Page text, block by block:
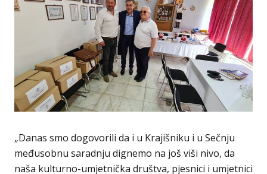
„Danas smo dogovorili da i u Krajišniku i u Sečnju
međusobnu saradnju dignemo na još viši nivo, da
naša kulturno-umjetnička društva, pjesnici i umjetnici